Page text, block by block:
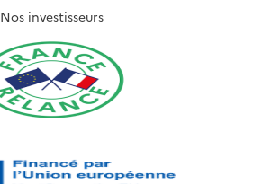
Nos investisseurs